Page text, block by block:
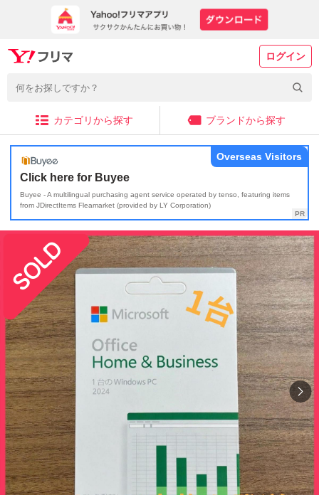
ログイン
カテゴリから探す ブランドから探す
Click here for Buyee
Buyee - A multilingual purchasing agent service operated by tenso, featuring items
from JDirectItems Fleamarket (provided by LY Corporation)
Overseas Visitors